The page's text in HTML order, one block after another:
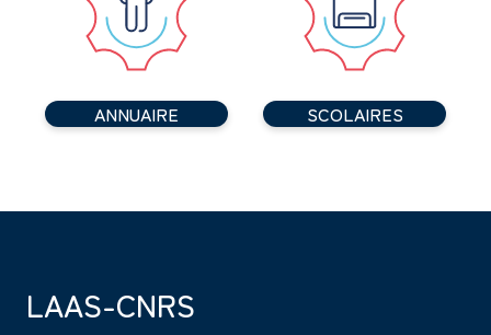
ANNUAIRE SCOLAIRES
LAAS-CNRS